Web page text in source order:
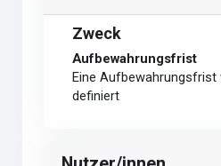
Zweck
Aufbewahrungsfrist
Eine Aufbewahrungsfrist
definiert